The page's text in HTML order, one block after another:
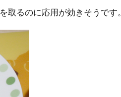
るのに応用が効きそうです。